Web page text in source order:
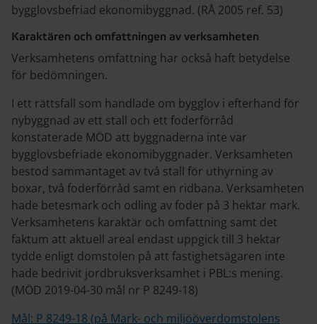
bygglovsbefriad ekonomibyggnad. (RÅ 2005 ref. 53)
Karaktären och omfattningen av verksamheten
Verksamhetens omfattning har också haft betydelse
för bedömningen.
I ett rättsfall som handlade om bygglov i efterhand för
nybyggnad av ett stall och ett foderförråd
konstaterade MÖD att byggnaderna inte var
bygglovsbefriade ekonomibyggnader. Verksamheten
bestod sammantaget av två stall för uthyrning av
boxar, två foderförråd samt en ridbana. Verksamheten
hade betesmark och odling av foder på 3 hektar mark.
Verksamhetens karaktär och omfattning samt det
faktum att aktuell areal endast uppgick till 3 hektar
tydde enligt domstolen på att fastighetsägaren inte
hade bedrivit jordbruksverksamhet i PBL:s mening.
(MÖD 2019-04-30 mål nr P 8249-18)
Mål: P 8249-18 (på Mark- och miljööverdomstolens